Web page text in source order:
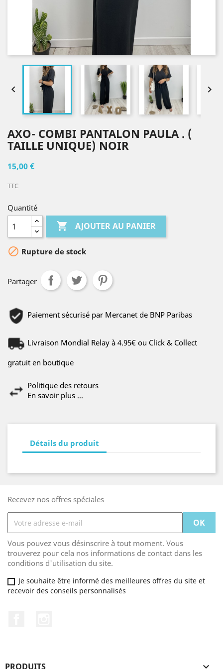
 
AXO- COMBI PANTALON PAULA . (
TAILLE UNIQUE) NOIR
15,00 €
TTC
Quantité
 AJOUTER AU PANIER
 Rupture de stock
Partager
Paiement sécurisé par Mercanet de BNP Paribas
Livraison Mondial Relay à 4.95€ ou Click & Collect
gratuit en boutique
Politique des retours
En savoir plus ...
Détails du produit
Recevez nos offres spéciales
Vous pouvez vous désinscrire à tout moment. Vous
trouverez pour cela nos informations de contact dans les
conditions d'utilisation du site.
Je souhaite être informé des meilleures offres du site et
recevoir des conseils personnalisés
PRODUITS